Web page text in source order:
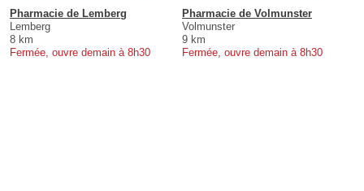
Pharmacie de Lemberg
Lemberg
8 km
Fermée, ouvre demain à 8h30
Pharmacie de Volmunster
Volmunster
9 km
Fermée, ouvre demain à 8h30